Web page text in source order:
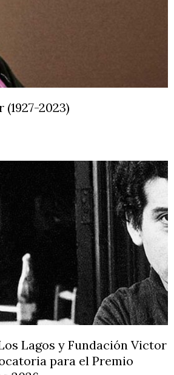
2023)
Lagos y Fundación Victor
para el Premio